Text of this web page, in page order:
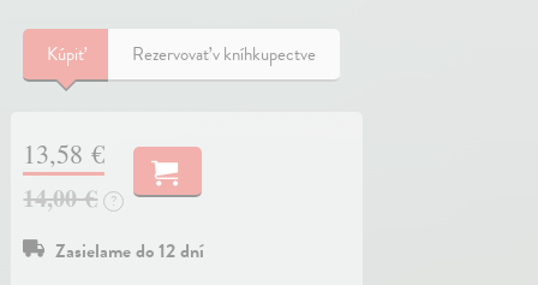
Kúpiť Rezervovať v kníhkupectve
13,58 €
14,00 €
?
Zasielame do 12 dní